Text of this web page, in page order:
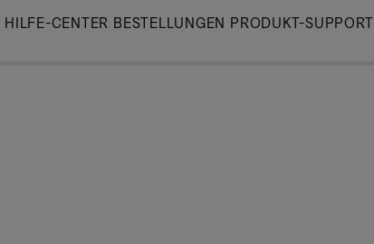
Skip
HILFE-CENTER BESTELLUNGEN PRODUKT-SUPPORT